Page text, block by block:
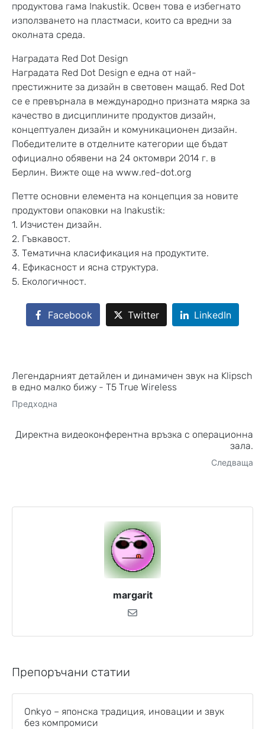
продуктова гама Inakustik. Освен това е избегнато
използването на пластмаси, които са вредни за
околната среда.
Наградата Red Dot Design
Наградата Red Dot Design е една от най-
престижните за дизайн в световен мащаб. Red Dot
се е превърнала в международно призната мярка за
качество в дисциплините продуктов дизайн,
концептуален дизайн и комуникационен дизайн.
Победителите в отделните категории ще бъдат
официално обявени на 24 октомври 2014 г. в
Берлин. Вижте още на www.red-dot.org
Петте основни елемента на концепция за новите
продуктови опаковки на Inakustik:
1. Изчистен дизайн.
2. Гъвкавост.
3. Тематична класификация на продуктите.
4. Ефикасност и ясна структура.
5. Екологичност.
Facebook Twitter LinkedIn
Легендарният детайлен и динамичен звук на Klipsch
в едно малко бижу - T5 True Wireless
Предходна
Директна видеоконферентна връзка с операционна
зала.
Следваща
margarit
Препоръчани статии
Onkyo – японска традиция, иновации и звук
без компромиси